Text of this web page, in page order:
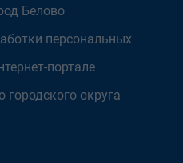
Белово
персональных
портале
округа